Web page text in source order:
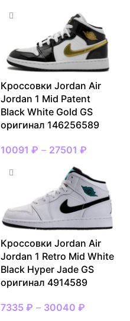
Кроссовки Jordan Air
Jordan 1 Mid Patent
Black White Gold GS
оригинал 146256589
10091 ₽ – 27501 ₽
Кроссовки Jordan Air
Jordan 1 Retro Mid White
Black Hyper Jade GS
оригинал 4914589
7335 ₽ – 30040 ₽